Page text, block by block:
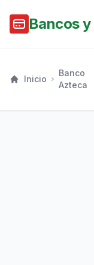
Bancos y
Inicio
Banco
Azteca